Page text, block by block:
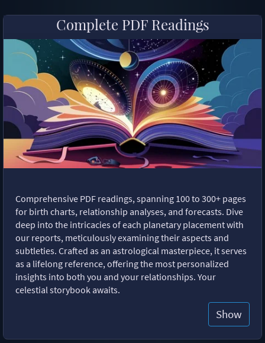
Complete PDF Readings
Comprehensive PDF readings, spanning 100 to 300+ pages
for birth charts, relationship analyses, and forecasts. Dive
deep into the intricacies of each planetary placement with
our reports, meticulously examining their aspects and
subtleties. Crafted as an astrological masterpiece, it serves
as a lifelong reference, offering the most personalized
insights into both you and your relationships. Your
celestial storybook awaits.
Show